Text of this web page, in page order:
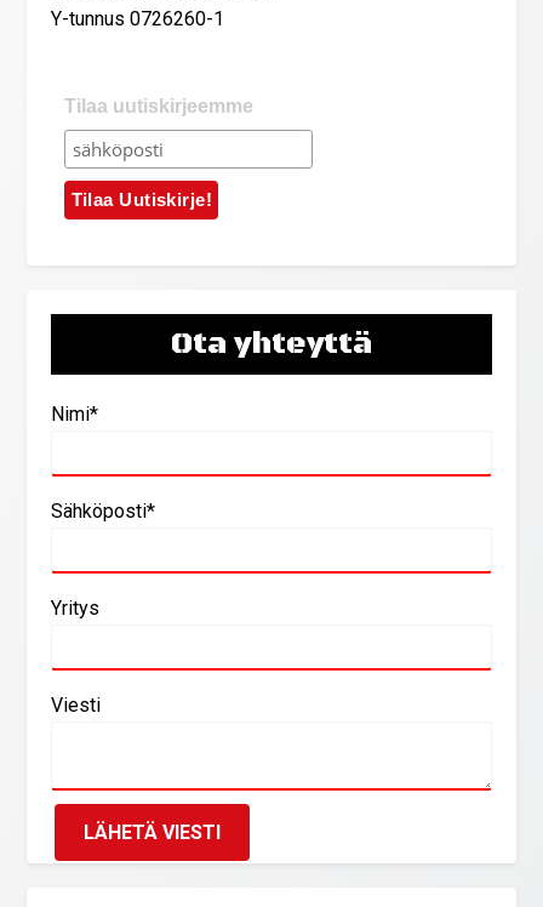
Y-tunnus 0726260-1
Tilaa uutiskirjeemme
Ota yhteyttä
Nimi*
Sähköposti*
Yritys
Viesti